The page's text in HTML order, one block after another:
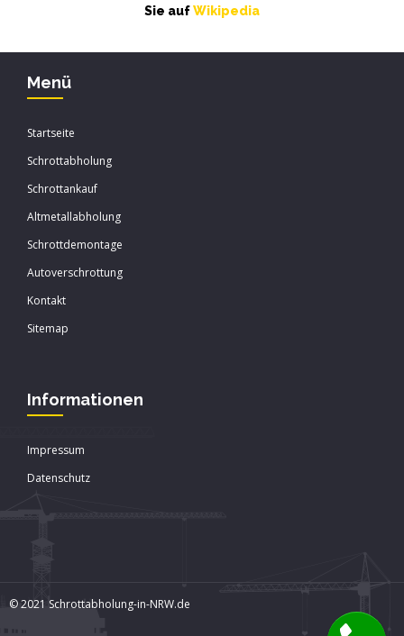
Sie aufWikipedia
Menü
Startseite
Schrottabholung
Schrottankauf
Altmetallabholung
Schrottdemontage
Autoverschrottung
Kontakt
Sitemap
Informationen
Impressum
Datenschutz
© 2021 Schrottabholung-in-NRW.de